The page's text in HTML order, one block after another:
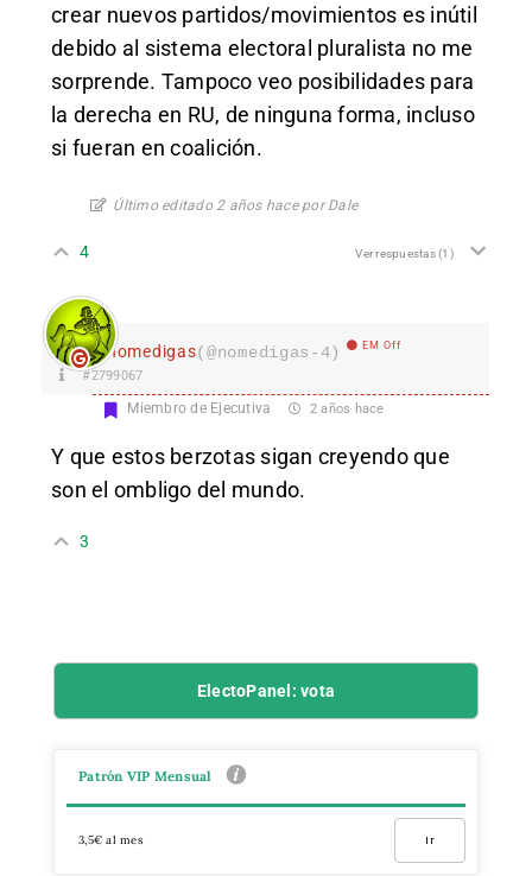
crear nuevos partidos/movimientos es inútil
debido al sistema electoral pluralista no me
sorprende. Tampoco veo posibilidades para
la derecha en RU, de ninguna forma, incluso
si fueran en coalición.
Último editado 2 años hace por Dale
4 Ver respuestas(1)
nomedigas(@nomedigas-4) EM Off
#2799067
Miembro de Ejecutiva 2 años hace
Y que estos berzotas sigan creyendo que
son el ombligo del mundo.
3
ElectoPanel: vota
Patrón VIP Mensual
3,5€ al mes Ir